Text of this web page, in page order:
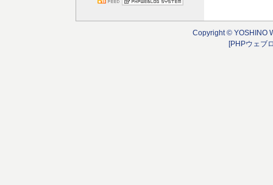
Copyright © YOSHINO
[PHPウェブ